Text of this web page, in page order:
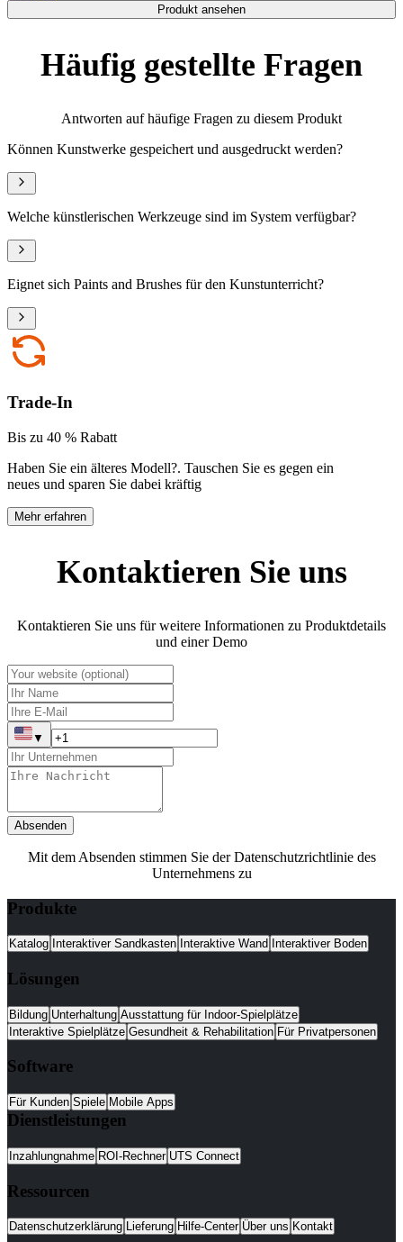
Produkt ansehen
Häufig gestellte Fragen
Antworten auf häufige Fragen zu diesem Produkt
Können Kunstwerke gespeichert und ausgedruckt werden?
Welche künstlerischen Werkzeuge sind im System verfügbar?
Eignet sich Paints and Brushes für den Kunstunterricht?
Trade-In
Bis zu 40 % Rabatt
Haben Sie ein älteres Modell?. Tauschen Sie es gegen ein
neues und sparen Sie dabei kräftig
Mehr erfahren
Kontaktieren Sie uns
Kontaktieren Sie uns für weitere Informationen zu Produktdetails
und einer Demo
▼
Absenden
Mit dem Absenden stimmen Sie der Datenschutzrichtlinie des
Unternehmens zu
Produkte
Katalog Interaktiver Sandkasten Interaktive Wand Interaktiver Boden
Lösungen
Bildung Unterhaltung Ausstattung für Indoor-Spielplätze
Interaktive Spielplätze Gesundheit & Rehabilitation Für Privatpersonen
Software
Für Kunden Spiele Mobile Apps
Dienstleistungen
Inzahlungnahme ROI-Rechner UTS Connect
Ressourcen
Datenschutzerklärung Lieferung Hilfe-Center Über uns Kontakt